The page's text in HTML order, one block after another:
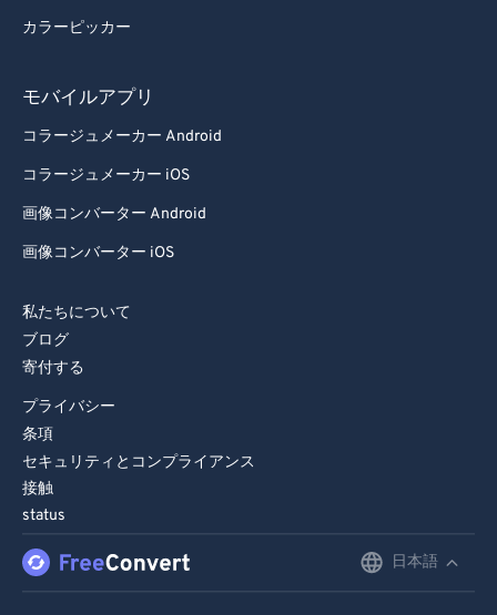
カラーピッカー
モバイルアプリ
コラージュメーカー Android
コラージュメーカー iOS
画像コンバーター Android
画像コンバーター iOS
私たちについて
ブログ
寄付する
プライバシー
条項
セキュリティとコンプライアンス
接触
status
日本語